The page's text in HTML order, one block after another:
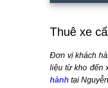
Thuê xe
Đơn vị khách
liệu từ kho đến
hành tại